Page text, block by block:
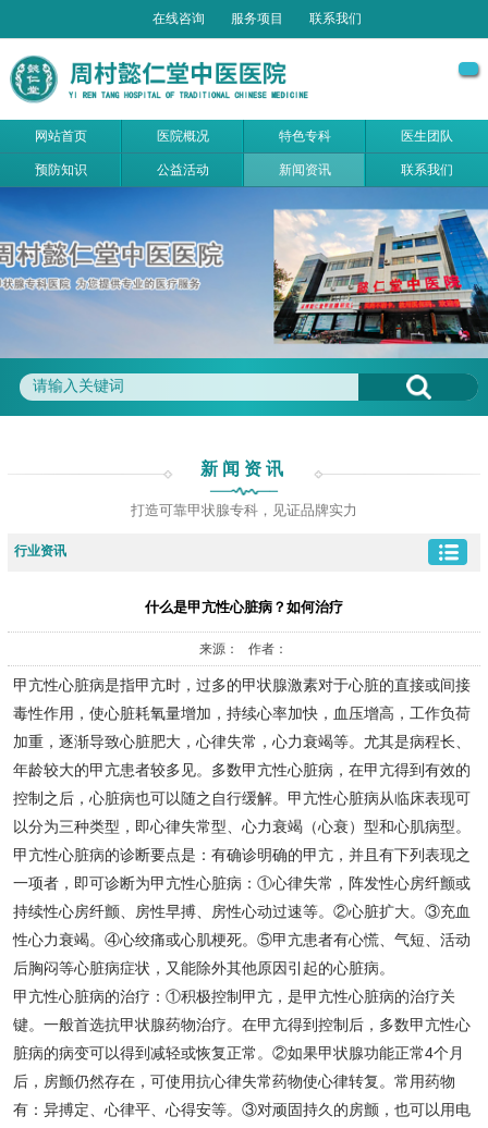
在线咨询 服务项目 联系我们
网站首页 医院概况 特色专科 医生团队
预防知识 公益活动 新闻资讯 联系我们
新闻资讯
打造可靠甲状腺专科，见证品牌实力
行业资讯
什么是甲亢性心脏病？如何治疗
来源： 作者：
甲亢性心脏病是指甲亢时，过多的甲状腺激素对于心脏的直接或间接
毒性作用，使心脏耗氧量增加，持续心率加快，血压增高，工作负荷
加重，逐渐导致心脏肥大，心律失常，心力衰竭等。尤其是病程长、
年龄较大的甲亢患者较多见。多数甲亢性心脏病，在甲亢得到有效的
控制之后，心脏病也可以随之自行缓解。甲亢性心脏病从临床表现可
以分为三种类型，即心律失常型、心力衰竭（心衰）型和心肌病型。
甲亢性心脏病的诊断要点是：有确诊明确的甲亢，并且有下列表现之
一项者，即可诊断为甲亢性心脏病：①心律失常，阵发性心房纤颤或
持续性心房纤颤、房性早搏、房性心动过速等。②心脏扩大。③充血
性心力衰竭。④心绞痛或心肌梗死。⑤甲亢患者有心慌、气短、活动
后胸闷等心脏病症状，又能除外其他原因引起的心脏病。
甲亢性心脏病的治疗：①积极控制甲亢，是甲亢性心脏病的治疗关
键。一般首选抗甲状腺药物治疗。在甲亢得到控制后，多数甲亢性心
脏病的病变可以得到减轻或恢复正常。②如果甲状腺功能正常4个月
后，房颤仍然存在，可使用抗心律失常药物使心律转复。常用药物
有：异搏定、心律平、心得安等。③对顽固持久的房颤，也可以用电